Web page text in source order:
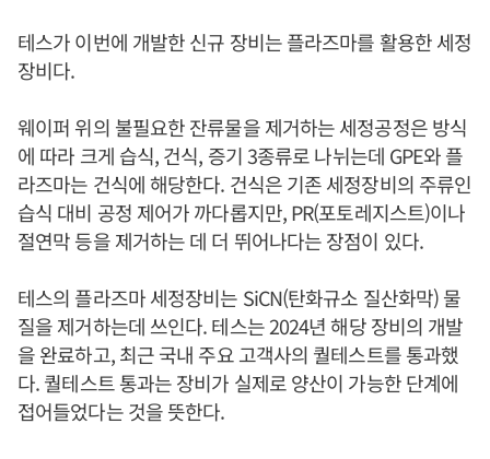
테스가 이번에 개발한 신규 장비는 플라즈마를 활용한 세정
장비다.
웨이퍼 위의 불필요한 잔류물을 제거하는 세정공정은 방식
에 따라 크게 습식, 건식, 증기 3종류로 나뉘는데 GPE와 플
라즈마는 건식에 해당한다. 건식은 기존 세정장비의 주류인
습식 대비 공정 제어가 까다롭지만, PR(포토레지스트)이나
절연막 등을 제거하는 데 더 뛰어나다는 장점이 있다.
테스의 플라즈마 세정장비는 SiCN(탄화규소 질산화막) 물
질을 제거하는데 쓰인다. 테스는 2024년 해당 장비의 개발
을 완료하고, 최근 국내 주요 고객사의 퀄테스트를 통과했
다. 퀄테스트 통과는 장비가 실제로 양산이 가능한 단계에
접어들었다는 것을 뜻한다.